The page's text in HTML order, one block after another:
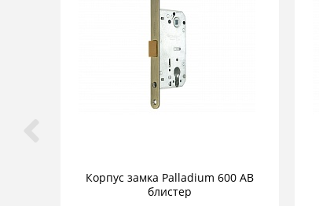
Корпус замка Palladium 600 AB
блистер